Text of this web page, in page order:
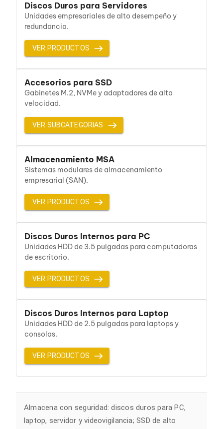
Adaptadores Video DisplayPort
Divisores de Video
Adaptadores Video HDMI
Extensores y Receptores de Vídeo
Adaptadores Video DVI
Adaptadores Video VGA / HD15
Repetidores USB
Adaptadores Audio
Adaptadores Audio AUX
Adaptadores Audio USB
Dispositivos de Entrada
Mouse
Mousepads
Teclados Numéricos
Controles de Juego para PC
Servidores
Accesorios para Servidores
Charolas para Racks y Gabinetes
Cableado Estructurado para Servidores
Enfriamiento para Servidores
Soportes y Paneles
Sistemas Operativos para Servidores
Servidores
Soportes de Datos
Ultrium
Discos Duros / SSD / NAS
Accesorios para Discos Duros
Gabinetes de Discos Duros
Discos Duros Externos
Discos Duros para NAS
Discos Duros para Videovigilancia
Discos Duros para Servidores
Accesorios para SSD
Gabinetes para SSD
Discos Duros Internos para Laptop
Monitores
Discos Duros para Servidores
Unidades empresariales de alto desempeño y
redundancia.
VER PRODUCTOS
Accesorios para SSD
Gabinetes M.2, NVMe y adaptadores de alta
velocidad.
VER SUBCATEGORIAS
Almacenamiento MSA
Sistemas modulares de almacenamiento
empresarial (SAN).
VER PRODUCTOS
Discos Duros Internos para PC
Unidades HDD de 3.5 pulgadas para computadoras
de escritorio.
VER PRODUCTOS
Discos Duros Internos para Laptop
Unidades HDD de 2.5 pulgadas para laptops y
consolas.
VER PRODUCTOS
Almacena con seguridad: discos duros para PC,
laptop, servidor y videovigilancia; SSD de alto